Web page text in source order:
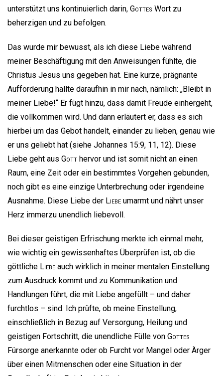
unterstützt uns kontinuierlich darin, Gottes Wort zu
beherzigen und zu befolgen.
Das wurde mir bewusst, als ich diese Liebe während
meiner Beschäftigung mit den Anweisungen fühlte, die
Christus Jesus uns gegeben hat. Eine kurze, prägnante
Aufforderung hallte daraufhin in mir nach, nämlich: „Bleibt in
meiner Liebe!“ Er fügt hinzu, dass damit Freude einhergeht,
die vollkommen wird. Und dann erläutert er, dass es sich
hierbei um das Gebot handelt, einander zu lieben, genau wie
er uns geliebt hat (siehe Johannes 15:9, 11, 12). Diese
Liebe geht aus Gott hervor und ist somit nicht an einen
Raum, eine Zeit oder ein bestimmtes Vorgehen gebunden,
noch gibt es eine einzige Unterbrechung oder irgendeine
Ausnahme. Diese Liebe der Liebe umarmt und nährt unser
Herz immerzu unendlich liebevoll.
Bei dieser geistigen Erfrischung merkte ich einmal mehr,
wie wichtig ein gewissenhaftes Überprüfen ist, ob die
göttliche Liebe auch wirklich in meiner mentalen Einstellung
zum Ausdruck kommt und zu Kommunikation und
Handlungen führt, die mit Liebe angefüllt – und daher
furchtlos – sind. Ich prüfte, ob meine Einstellung,
einschließlich in Bezug auf Versorgung, Heilung und
geistigen Fortschritt, die unendliche Fülle von Gottes
Fürsorge anerkannte oder ob Furcht vor Mangel oder Ärger
über einen Mitmenschen oder eine Situation in der